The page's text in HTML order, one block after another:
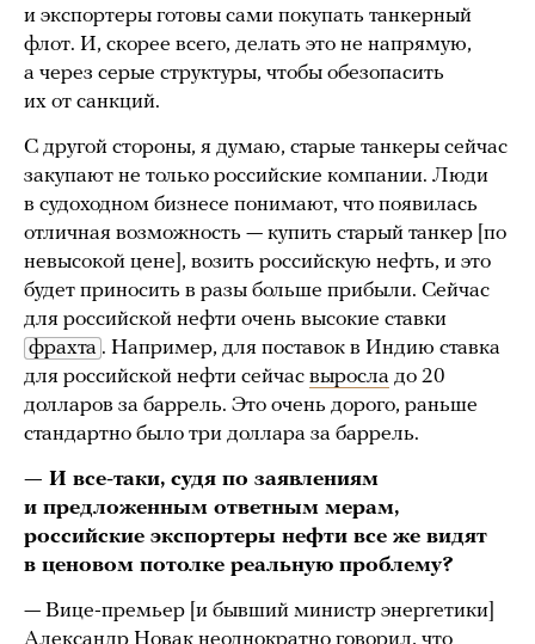
и экспортеры готовы сами покупать танкерный
флот. И, скорее всего, делать это не напрямую,
а через серые структуры, чтобы обезопасить
их от санкций.
С другой стороны, я думаю, старые танкеры сейчас
закупают не только российские компании. Люди
в судоходном бизнесе понимают, что появилась
отличная возможность — купить старый танкер [по
невысокой цене], возить российскую нефть, и это
будет приносить в разы больше прибыли. Сейчас
для российской нефти очень высокие ставки
фрахта . Например, для поставок в Индию ставка
для российской нефти сейчас выросла до 20
долларов за баррель. Это очень дорого, раньше
стандартно было три доллара за баррель.
— И все-таки, судя по заявлениям
и предложенным ответным мерам,
российские экспортеры нефти все же видят
в ценовом потолке реальную проблему?
— Вице-премьер [и бывший министр энергетики]